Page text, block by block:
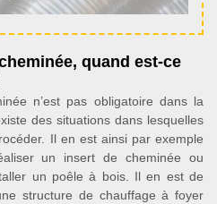
quand est-ce
n’est pas obligatoire dans la
des situations dans lesquelles
Il en est ainsi par exemple
un insert de cheminée ou
un poêle à bois. Il en est de
structure de chauffage à foyer